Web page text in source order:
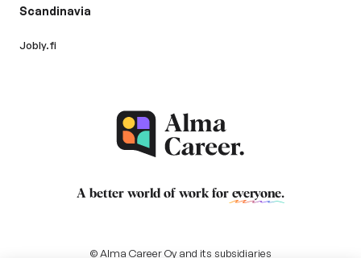
Scandinavia
Jobly.fi
A better world of work for everyone.
© Alma Career Oy and its subsidiaries